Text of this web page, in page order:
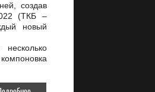
создав
(ТКБ –
новый